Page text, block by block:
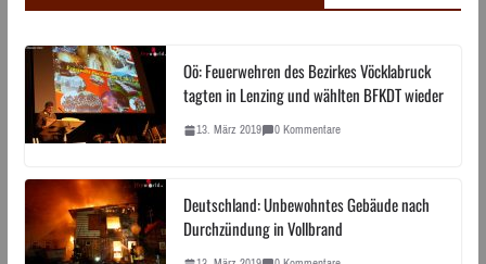
Oö: Feuerwehren des Bezirkes Vöcklabruck
tagten in Lenzing und wählten BFKDT wieder
13. März 2019 0 Kommentare
Deutschland: Unbewohntes Gebäude nach
Durchzündung in Vollbrand